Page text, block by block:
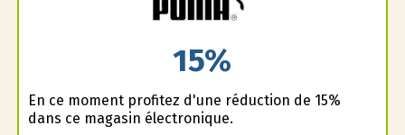
15%
En ce moment profitez d'une réduction de 15%
dans ce magasin électronique.